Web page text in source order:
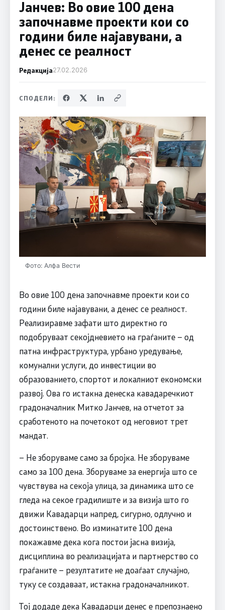
Јанчев: Во овие 100 дена
започнавме проекти кои со
години биле најавувани, а
денес се реалност
Редакција27.02.2026
СПОДЕЛИ:
Фото: Алфа Вести
Во овие 100 дена започнавме проекти кои со
години биле најавувани, а денес се реалност.
Реализиравме зафати што директно го
подобруваат секојдневието на граѓаните – од
патна инфраструктура, урбано уредување,
комунални услуги, до инвестиции во
образованието, спортот и локалниот економски
развој. Ова го истакна денеска кавадаречкиот
градоначалник Митко Јанчев, на отчетот за
сработеното на почетокот од неговиот трет
мандат.
– Не зборуваме само за бројка. Не зборуваме
само за 100 дена. Зборуваме за енергија што се
чувствува на секоја улица, за динамика што се
гледа на секое градилиште и за визија што го
движи Кавадарци напред, сигурно, одлучно и
достоинствено. Во изминатите 100 дена
покажавме дека кога постои јасна визија,
дисциплина во реализацијата и партнерство со
граѓаните – резултатите не доаѓаат случајно,
туку се создаваат, истакна градоначалникот.
Тој додаде дека Кавадарци денес е препознаено